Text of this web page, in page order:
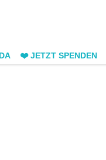
❤️ JETZT SPENDEN